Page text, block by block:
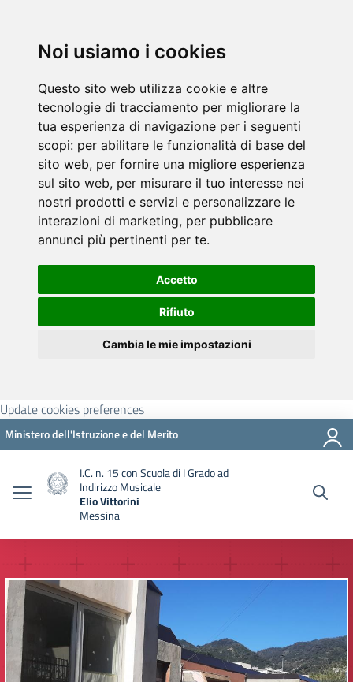
Noi usiamo i cookies
Questo sito web utilizza cookie e altre
tecnologie di tracciamento per migliorare la
tua esperienza di navigazione per i seguenti
scopi: per abilitare le funzionalità di base del
sito web, per fornire una migliore esperienza
sul sito web, per misurare il tuo interesse nei
nostri prodotti e servizi e personalizzare le
interazioni di marketing, per pubblicare
annunci più pertinenti per te.
Accetto
Rifiuto
Cambia le mie impostazioni
Update cookies preferences
Ministero dell'Istruzione e del Merito
I.C. n. 15 con Scuola di I Grado ad
Indirizzo Musicale
Elio Vittorini
Messina